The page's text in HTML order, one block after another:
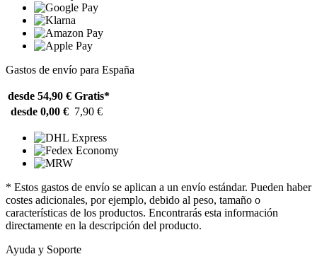
Gastos de envío para España
desde 54,90 € Gratis*
desde 0,00 € 7,90 €
* Estos gastos de envío se aplican a un envío estándar. Pueden haber
costes adicionales, por ejemplo, debido al peso, tamaño o
características de los productos. Encontrarás esta información
directamente en la descripción del producto.
Ayuda y Soporte